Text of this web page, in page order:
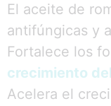
El aceite de
antifúngicas y
Fortalece los
crecimiento
Acelera el